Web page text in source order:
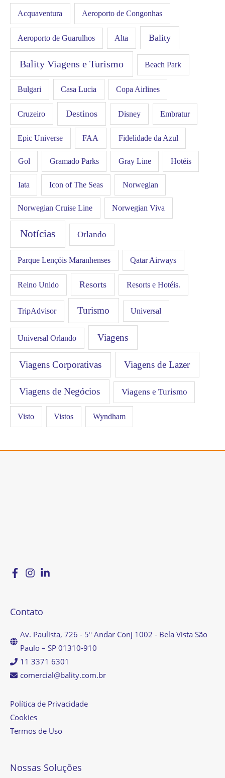
Acquaventura Aeroporto de Congonhas
Aeroporto de Guarulhos Alta Bality
Bality Viagens e Turismo Beach Park
Bulgari Casa Lucia Copa Airlines
Cruzeiro Destinos Disney Embratur
Epic Universe FAA Fidelidade da Azul
Gol Gramado Parks Gray Line Hotéis
Iata Icon of The Seas Norwegian
Norwegian Cruise Line Norwegian Viva
Notícias Orlando
Parque Lençóis Maranhenses Qatar Airways
Reino Unido Resorts Resorts e Hotéis.
TripAdvisor Turismo Universal
Universal Orlando Viagens
Viagens Corporativas Viagens de Lazer
Viagens de Negócios Viagens e Turismo
Visto Vistos Wyndham
Contato
Av. Paulista, 726 - 5º Andar Conj 1002 - Bela Vista São
Paulo – SP 01310-910
11 3371 6301
comercial@bality.com.br
Política de Privacidade
Cookies
Termos de Uso
Nossas Soluções